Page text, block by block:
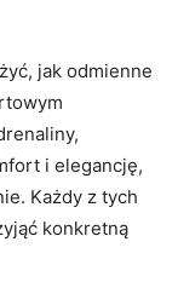
jak odmienne
i elegancję,
Każdy z tych
konkretną